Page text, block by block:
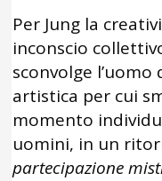
Per Jung la
inconscio
sconvolge
artistica per cui
momento
uomini, in un
partecipazione